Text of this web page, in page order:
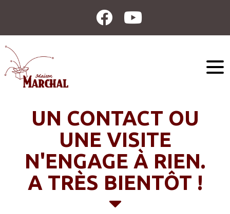
UN CONTACT OU
UNE VISITE
N'ENGAGE À RIEN.
A TRÈS BIENTÔT !